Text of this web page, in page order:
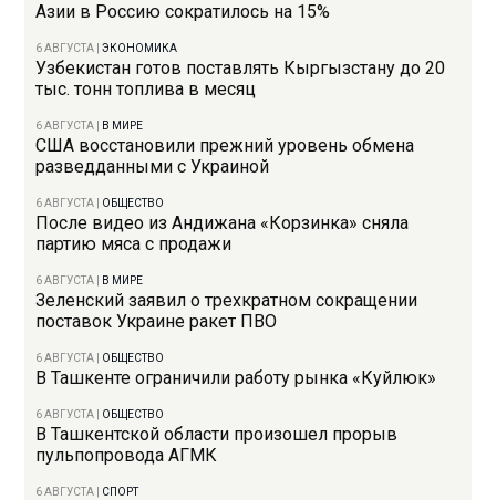
Азии в Россию сократилось на 15%
6 АВГУСТА |ЭКОНОМИКА
Узбекистан готов поставлять Кыргызстану до 20
тыс. тонн топлива в месяц
6 АВГУСТА В МИРЕ
США восстановили прежний уровень обмена
разведданными с Украиной
6 АВГУСТА ОБЩЕСТВО
После видео из Андижана «Корзинка» сняла
партию мяса с продажи
6 АВГУСТА В МИРЕ
Зеленский заявил о трехкратном сокращении
поставок Украине ракет ПВО
6 АВГУСТА ОБЩЕСТВО
В Ташкенте ограничили работу рынка «Куйлюк»
6 АВГУСТА ОБЩЕСТВО
В Ташкентской области произошел прорыв
пульпопровода АГМК
6 АВГУСТА СПОРТ